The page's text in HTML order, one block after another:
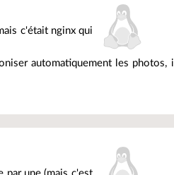
c'était nginx qui
automatiquement les photos, il